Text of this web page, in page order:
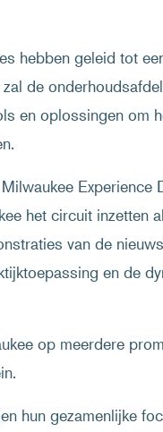
hebben geleid tot
de
en oplossingen om
Experience
het circuit inzetten
van de
en de
op meerdere
hun gezamenlijke